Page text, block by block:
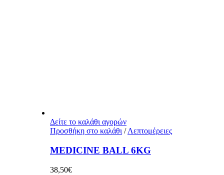
Δείτε το καλάθι αγορών
Προσθήκη στο καλάθι / Λεπτομέρειες
MEDICINE BALL 6KG
38,50€